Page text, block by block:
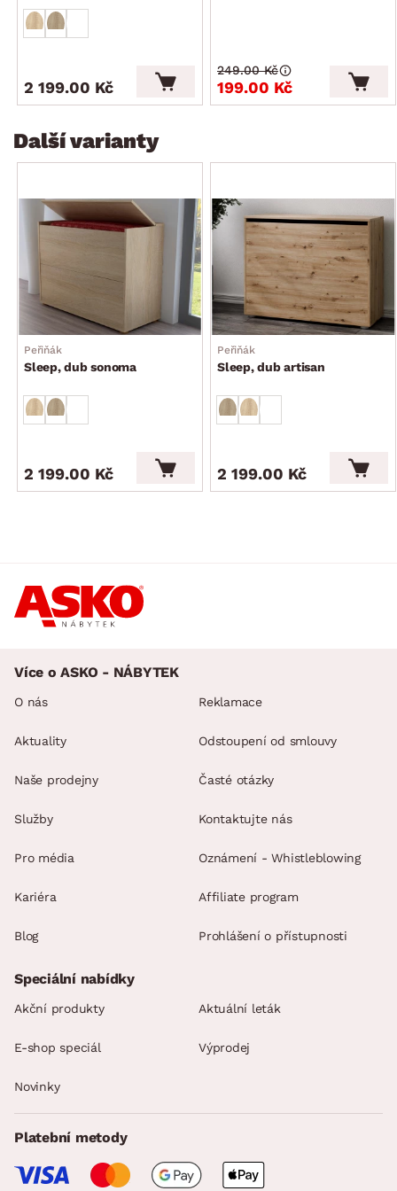
2 199.00 Kč 199.00 Kč
249.00 Kč
Další varianty
Peřiňák
Sleep, dub sonoma
2 199.00 Kč
Peřiňák
Sleep, dub artisan
2 199.00 Kč
Více o ASKO - NÁBYTEK
O nás
Aktuality
Naše prodejny
Služby
Pro média
Kariéra
Blog
Reklamace
Odstoupení od smlouvy
Časté otázky
Kontaktujte nás
Oznámení - Whistleblowing
Affiliate program
Prohlášení o přístupnosti
Speciální nabídky
Akční produkty Aktuální leták
E-shop speciál Výprodej
Novinky
Platební metody